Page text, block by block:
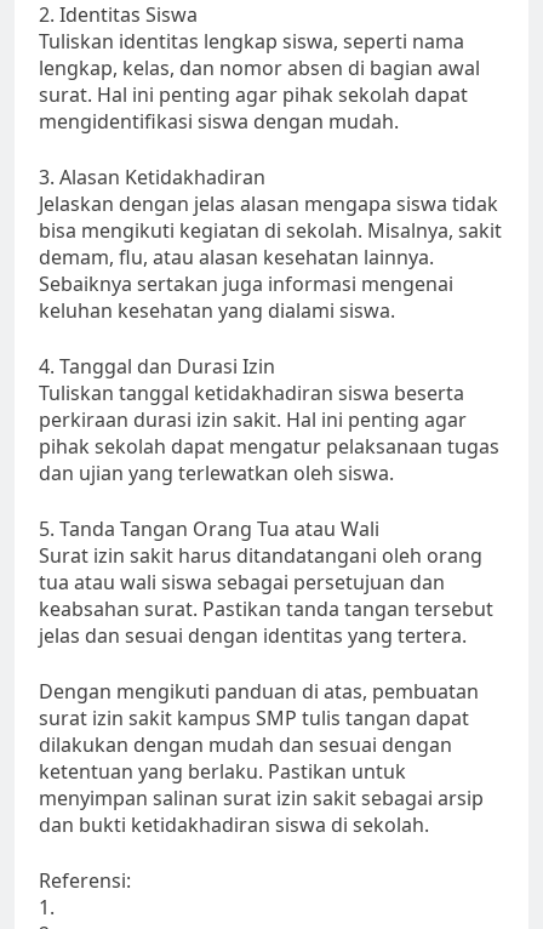
2. Identitas Siswa
Tuliskan identitas lengkap siswa, seperti nama
lengkap, kelas, dan nomor absen di bagian awal
surat. Hal ini penting agar pihak sekolah dapat
mengidentifikasi siswa dengan mudah.
3. Alasan Ketidakhadiran
Jelaskan dengan jelas alasan mengapa siswa tidak
bisa mengikuti kegiatan di sekolah. Misalnya, sakit
demam, flu, atau alasan kesehatan lainnya.
Sebaiknya sertakan juga informasi mengenai
keluhan kesehatan yang dialami siswa.
4. Tanggal dan Durasi Izin
Tuliskan tanggal ketidakhadiran siswa beserta
perkiraan durasi izin sakit. Hal ini penting agar
pihak sekolah dapat mengatur pelaksanaan tugas
dan ujian yang terlewatkan oleh siswa.
5. Tanda Tangan Orang Tua atau Wali
Surat izin sakit harus ditandatangani oleh orang
tua atau wali siswa sebagai persetujuan dan
keabsahan surat. Pastikan tanda tangan tersebut
jelas dan sesuai dengan identitas yang tertera.
Dengan mengikuti panduan di atas, pembuatan
surat izin sakit kampus SMP tulis tangan dapat
dilakukan dengan mudah dan sesuai dengan
ketentuan yang berlaku. Pastikan untuk
menyimpan salinan surat izin sakit sebagai arsip
dan bukti ketidakhadiran siswa di sekolah.
Referensi:
1.